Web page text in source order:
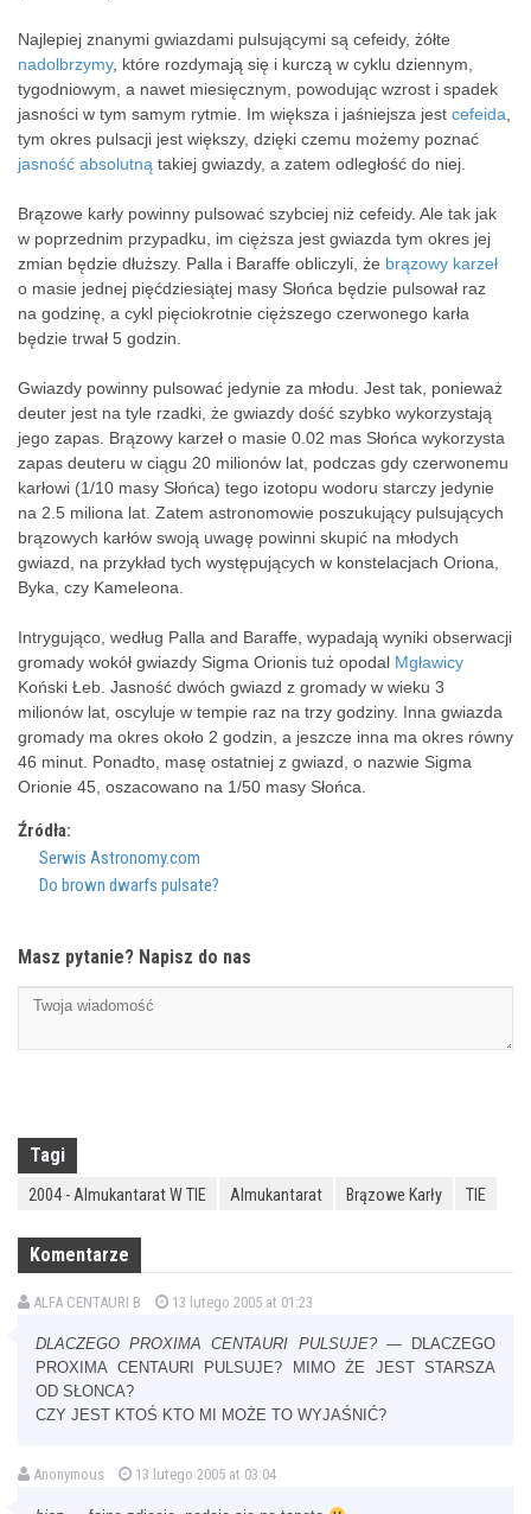
Najlepiej znanymi gwiazdami pulsującymi są cefeidy, żółte
nadolbrzymy, które rozdymają się i kurczą w cyklu dziennym,
tygodniowym, a nawet miesięcznym, powodując wzrost i spadek
jasności w tym samym rytmie. Im większa i jaśniejsza jest cefeida
tym okres pulsacji jest większy, dzięki czemu możemy poznać
jasność absolutną takiej gwiazdy, a zatem odległość do niej.
Brązowe karły powinny pulsować szybciej niż cefeidy. Ale tak jak
w poprzednim przypadku, im cięższa jest gwiazda tym okres jej
zmian będzie dłuższy. Palla i Baraffe obliczyli, że brązowy karzeł
o masie jednej pięćdziesiątej masy Słońca będzie pulsował raz
na godzinę, a cykl pięciokrotnie cięższego czerwonego karła
będzie trwał 5 godzin.
Gwiazdy powinny pulsować jedynie za młodu. Jest tak, ponieważ
deuter jest na tyle rzadki, że gwiazdy dość szybko wykorzystają
jego zapas. Brązowy karzeł o masie 0.02 mas Słońca wykorzysta
zapas deuteru w ciągu 20 milionów lat, podczas gdy czerwonemu
karłowi (1/10 masy Słońca) tego izotopu wodoru starczy jedynie
na 2.5 miliona lat. Zatem astronomowie poszukujący pulsujących
brązowych karłów swoją uwagę powinni skupić na młodych
gwiazd, na przykład tych występujących w konstelacjach Oriona,
Byka, czy Kameleona.
Intrygująco, według Palla and Baraffe, wypadają wyniki obserwacji
gromady wokół gwiazdy Sigma Orionis tuż opodal Mgławicy
Koński Łeb. Jasność dwóch gwiazd z gromady w wieku 3
milionów lat, oscyluje w tempie raz na trzy godziny. Inna gwiazda
gromady ma okres około 2 godzin, a jeszcze inna ma okres równy
46 minut. Ponadto, masę ostatniej z gwiazd, o nazwie Sigma
Orionie 45, oszacowano na 1/50 masy Słońca.
Źródła:
Serwis Astronomy.com
Do brown dwarfs pulsate?
Masz pytanie? Napisz do nas
Tagi
2004 - Almukantarat W TIE Almukantarat Brązowe Karły TIE
Komentarze
ALFA CENTAURI B 13 lutego 2005 at 01:23
DLACZEGO PROXIMA CENTAURI PULSUJE?— DLACZEGO
PROXIMA CENTAURI PULSUJE? MIMO ŻE JEST STARSZA
OD SŁONCA?
CZY JEST KTOŚ KTO MI MOŻE TO WYJAŚNIĆ?
Anonymous 13 lutego 2005 at 03:04